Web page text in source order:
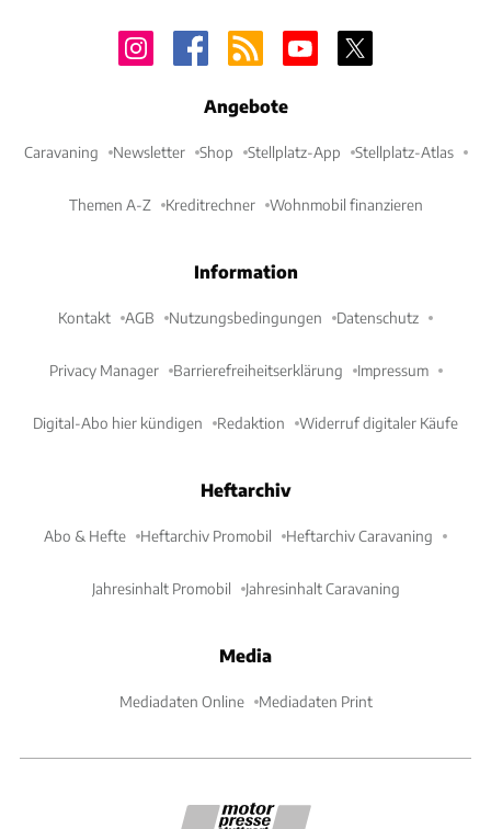
Angebote
Caravaning Newsletter Shop Stellplatz-App Stellplatz-Atlas
Themen A-Z Kreditrechner Wohnmobil finanzieren
Information
Kontakt AGB Nutzungsbedingungen Datenschutz
Privacy Manager Barrierefreiheitserklärung Impressum
Digital-Abo hier kündigen Redaktion Widerruf digitaler Käufe
Heftarchiv
Abo & Hefte Heftarchiv Promobil Heftarchiv Caravaning
Jahresinhalt Promobil Jahresinhalt Caravaning
Media
Mediadaten Online Mediadaten Print